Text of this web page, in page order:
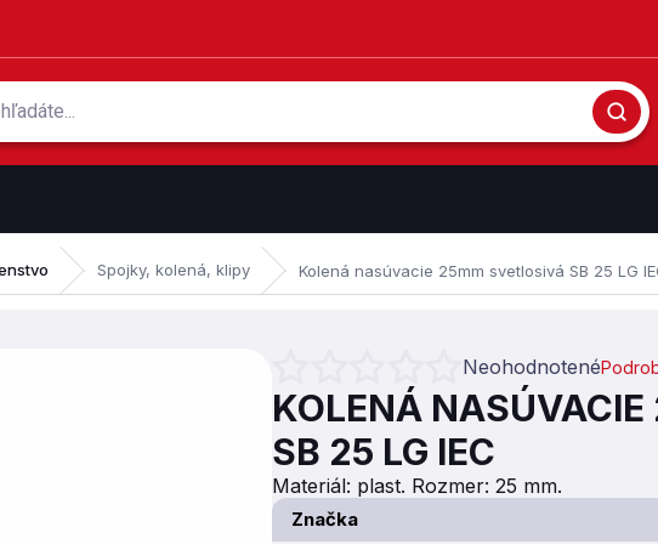
Spojky, kolená, klipy Kolená nasúvacie 25mm svetlosivá SB 25 LG
Priemerné hodnotenie produktu je 0,0 z 5
Neohodnotené
KOLENÁ
SB 25 LG IEC
Materiál: plast. Rozmer: 25 mm.
Značka